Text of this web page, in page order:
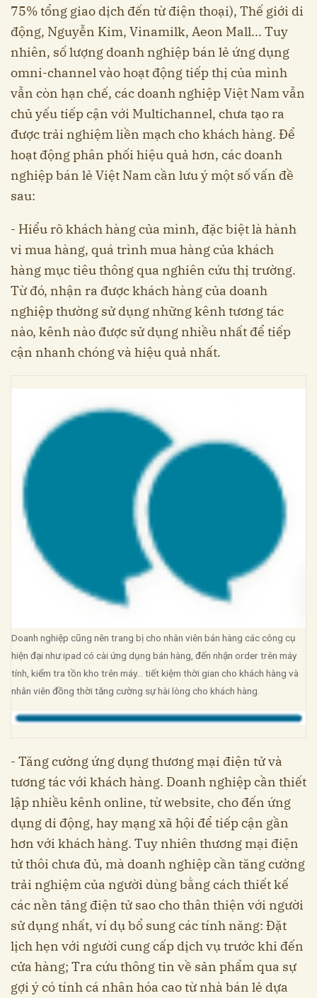
75% tổng giao dịch đến từ điện thoại), Thế giới di
động, Nguyễn Kim, Vinamilk, Aeon Mall... Tuy
nhiên, số lượng doanh nghiệp bán lẻ ứng dụng
omni-channel vào hoạt động tiếp thị của mình
vẫn còn hạn chế, các doanh nghiệp Việt Nam vẫn
chủ yếu tiếp cận với Multichannel, chưa tạo ra
được trải nghiệm liền mạch cho khách hàng. Để
hoạt động phân phối hiệu quả hơn, các doanh
nghiệp bán lẻ Việt Nam cần lưu ý một số vấn đề
sau:
- Hiểu rõ khách hàng của mình, đặc biệt là hành
vi mua hàng, quá trình mua hàng của khách
hàng mục tiêu thông qua nghiên cứu thị trường.
Từ đó, nhận ra được khách hàng của doanh
nghiệp thường sử dụng những kênh tương tác
nào, kênh nào được sử dụng nhiều nhất để tiếp
cận nhanh chóng và hiệu quả nhất.
Doanh nghiệp cũng nên trang bị cho nhân viên bán hàng các công cụ
hiện đại như ipad có cài ứng dụng bán hàng, đến nhận order trên máy
tính, kiểm tra tồn kho trên máy… tiết kiệm thời gian cho khách hàng và
nhân viên đồng thời tăng cường sự hài lòng cho khách hàng.
- Tăng cường ứng dụng thương mại điện tử và
tương tác với khách hàng. Doanh nghiệp cần thiết
lập nhiều kênh online, từ website, cho đến ứng
dụng di động, hay mạng xã hội để tiếp cận gần
hơn với khách hàng. Tuy nhiên thương mại điện
tử thôi chưa đủ, mà doanh nghiệp cần tăng cường
trải nghiệm của người dùng bằng cách thiết kế
các nền tảng điện tử sao cho thân thiện với người
sử dụng nhất, ví dụ bổ sung các tính năng: Đặt
lịch hẹn với người cung cấp dịch vụ trước khi đến
cửa hàng; Tra cứu thông tin về sản phẩm qua sự
gợi ý có tính cá nhân hóa cao từ nhà bán lẻ dựa